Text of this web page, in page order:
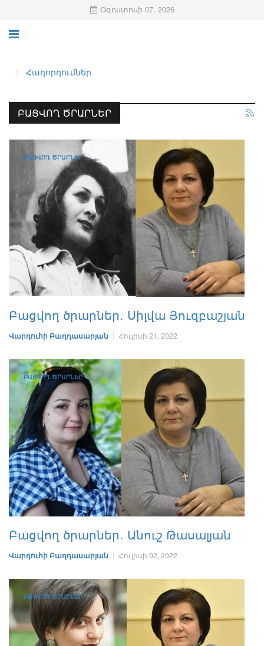
Օգոստոսի 07, 2026
Հաղորդումներ
ԲԱՑՎՈՂ ԾՐԱՐՆԵՐ
ԲԱՑՎՈՂ ԾՐԱՐՆԵՐ
Բացվող ծրարներ․ Սիլվա Յուզբաշյան
Վարդուհի Բաղդասարյան Հուլիսի 21, 2022
ԲԱՑՎՈՂ ԾՐԱՐՆԵՐ
Բացվող ծրարներ․ Անուշ Թասալյան
Վարդուհի Բաղդասարյան Հուլիսի 02, 2022
ԲԱՑՎՈՂ ԾՐԱՐՆԵՐ